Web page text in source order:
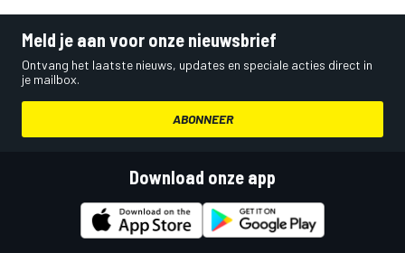
Meld je aan voor onze nieuwsbrief
Ontvang het laatste nieuws, updates en speciale acties direct in
je mailbox.
ABONNEER
Download onze app